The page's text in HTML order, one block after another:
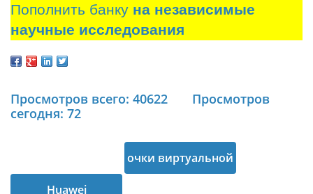
Пополнить банку на независимые
научные исследования
Просмотров всего: 40622
Просмотров
сегодня: 72
Huawei
очки виртуальной